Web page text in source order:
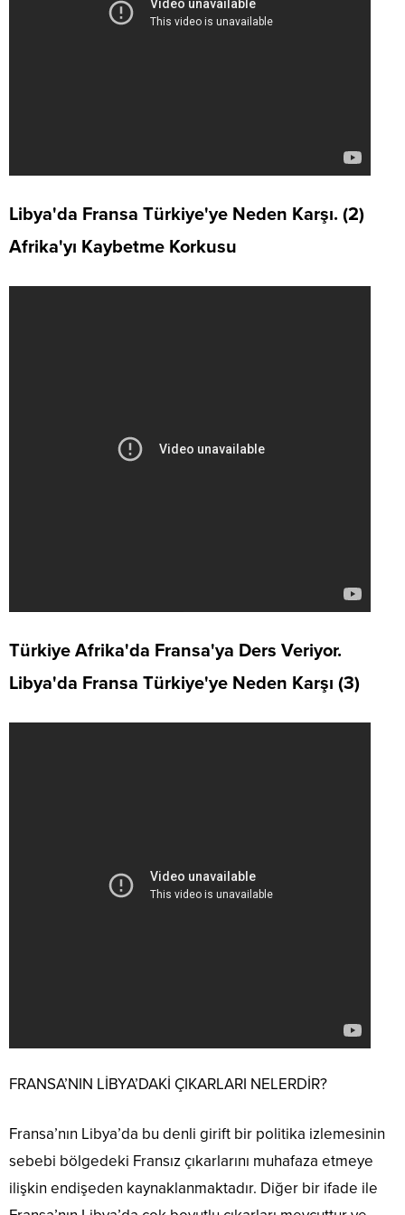
Libya'da Fransa Türkiye'ye Neden Karşı. (2)
Afrika'yı Kaybetme Korkusu
Türkiye Afrika'da Fransa'ya Ders Veriyor.
Libya'da Fransa Türkiye'ye Neden Karşı (3)
FRANSA’NIN LİBYA’DAKİ ÇIKARLARI NELERDİR?
Fransa’nın Libya’da bu denli girift bir politika izlemesinin
sebebi bölgedeki Fransız çıkarlarını muhafaza etmeye
ilişkin endişeden kaynaklanmaktadır. Diğer bir ifade ile